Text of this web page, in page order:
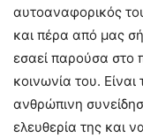
αυτοαναφορικός
και πέρα από μας
εσαεί παρούσα στο
κοινωνία του.
ανθρώπινη
ελευθερία της και